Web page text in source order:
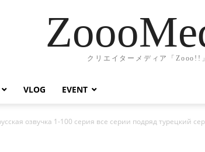
クリエイターメディア「Zooo!!」
VLOG EVENT
озвучка 1-100 серия все серии подряд турецкий